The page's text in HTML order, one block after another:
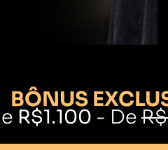
BÔNUS
R$1.100 - De